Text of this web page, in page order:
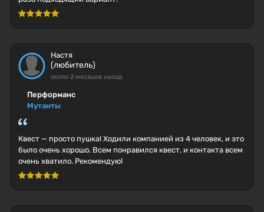
Настя
(любитель)
около 2 месяцев назад
Перформанс
Мутанты
Квест — просто пушка! Ходили компанией из 4 человек, и это
было очень хорошо. Всем понравился квест, и контакта всем
очень хватило. Рекомендую!